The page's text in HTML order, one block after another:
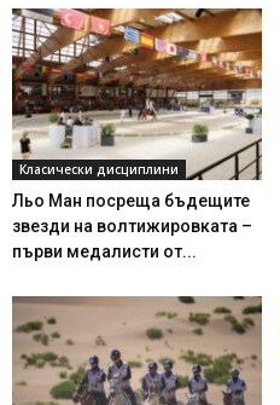
Класически дисциплини
Льо Ман посреща бъдещите
звезди на волтижировката –
първи медалисти от...